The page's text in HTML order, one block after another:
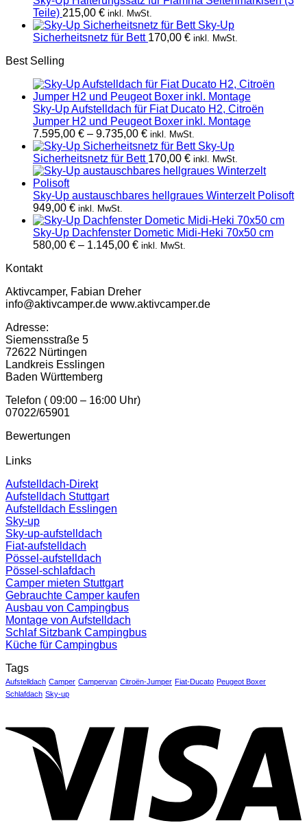
Teile) 215,00 € inkl. MwSt.
Sky-Up
Sicherheitsnetz für Bett 170,00 € inkl. MwSt.
Best Selling
Sky-Up Aufstelldach für Fiat Ducato H2, Citroën
Jumper H2 und Peugeot Boxer inkl. Montage
7.595,00 € – 9.735,00 €Preisspanne:
7.595,00 €
bis
9.735,00 €
inkl. MwSt.
Sky-Up
Sicherheitsnetz für Bett 170,00 € inkl. MwSt.
Sky-Up austauschbares hellgraues Winterzelt Polisoft
949,00 € inkl. MwSt.
Sky-Up Dachfenster Dometic Midi-Heki 70x50 cm
580,00 € – 1.145,00 €Preisspanne:
inkl. MwSt.
Kontakt
Aktivcamper, Fabian Dreher
info@aktivcamper.de www.aktivcamper.de
Adresse:
Siemensstraße 5
72622 Nürtingen
Landkreis Esslingen
Baden Württemberg
Telefon ( 09:00 – 16:00 Uhr)
07022/65901
Bewertungen
Links
Aufstelldach-Direkt
Aufstelldach Stuttgart
Aufstelldach Esslingen
Sky-up
Sky-up-aufstelldach
Fiat-aufstelldach
Pössel-aufstelldach
Pössel-schlafdach
Camper mieten Stuttgart
Gebrauchte Camper kaufen
Ausbau von Campingbus
Montage von Aufstelldach
Schlaf Sitzbank Campingbus
Küche für Campingbus
Tags
Aufstelldach Camper Campervan Citroën-Jumper Fiat-Ducato Peugeot Boxer
Schlafdach Sky-up